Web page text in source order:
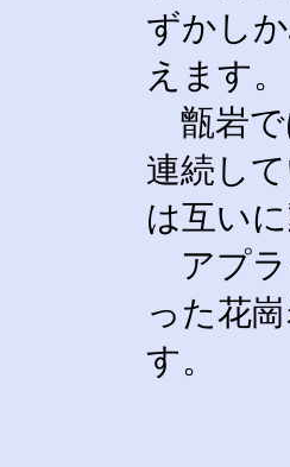
ずかし
えます。
甑岩で
連続し
は互い
アプラ
った花
す。